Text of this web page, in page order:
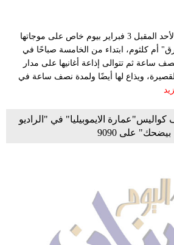
تحتفي إذاعة الأغاني يوم الأحد المقبل 3 فبراير بيوم خاص على موجاتها
أم كلثوم، ابتداء من الخامسة صباحًا في
نصف ساعة ثم تتوالى إذاعة أغانيها على مدار
القصيرة، ويذاع لها أيضًا ولمدة نصف ساعة في
الايموبيليا" في "الراديو
بيضحك" على 9090